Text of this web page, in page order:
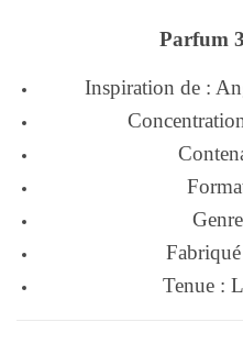
Parfum
Inspiration de :
Tenue :